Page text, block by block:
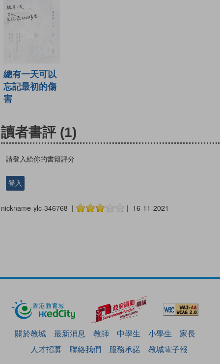
總有一天可以
忘記最初的傷
害
讀者書評 (1)
請登入給你的書籍評分
登入
nickname-ylc-346768 | | 16-11-2021
關於教城 最新消息 教師 中學生 小學生
家長
人才招募
聯絡我們 服務承諾 教城電子報